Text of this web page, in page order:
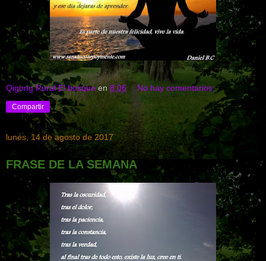
Qigong Rural El bosque en8:06 No hay comentarios:
Compartir
lunes, 14 de agosto de 2017
FRASE DE LA SEMANA